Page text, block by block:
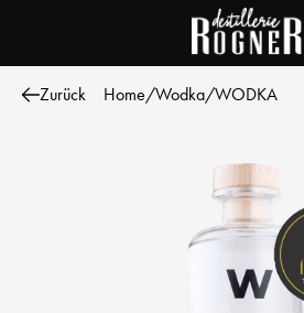
Zurück Home/Wodka/WODKA